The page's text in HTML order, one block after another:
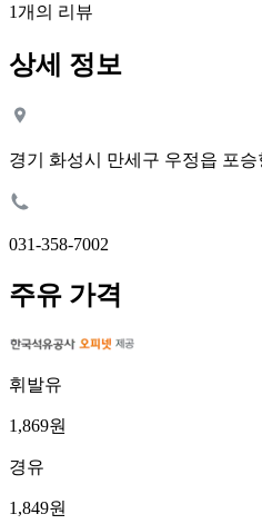
1개의 리뷰
상세 정보
경기 화성시 만세구 우정읍 포승
031-358-7002
주유 가격
휘발유
1,869원
경유
1,849원